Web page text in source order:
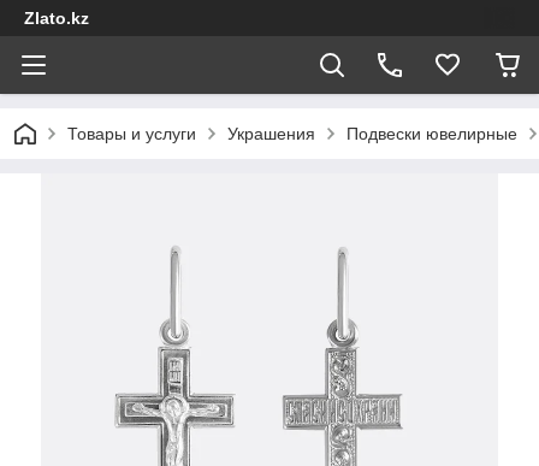
Zlato.kz
Товары и услуги Украшения Подвески ювелирные